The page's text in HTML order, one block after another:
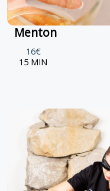
Menton
16€
15 MIN